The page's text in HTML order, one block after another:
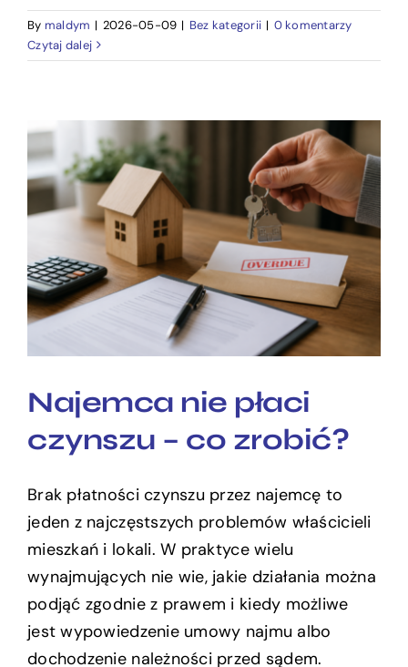
By maldym | 2026-05-09 | Bez kategorii | 0 komentarzy
Czytaj dalej
Najemca nie płaci
czynszu – co zrobić?
Najemca nie płaci
czynszu – co zrobić?
Brak płatności czynszu przez najemcę to
jeden z najczęstszych problemów właścicieli
mieszkań i lokali. W praktyce wielu
wynajmujących nie wie, jakie działania można
podjąć zgodnie z prawem i kiedy możliwe
jest wypowiedzenie umowy najmu albo
dochodzenie należności przed sądem.